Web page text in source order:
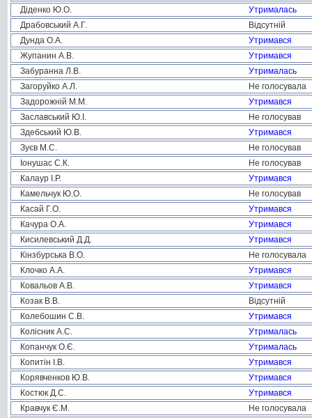
Діденко Ю.О.
Утрималась
Драбовський А.Г.
Відсутній
Дунда О.А.
Утримався
Жупанин А.В.
Утримався
Забуранна Л.В.
Утрималась
Загоруйко А.Л.
Не голосувала
Задорожній М.М.
Утримався
Заславський Ю.І.
Не голосував
Здебський Ю.В.
Утримався
Зуєв М.С.
Не голосував
Іонушас С.К.
Не голосував
Калаур І.Р.
Утримався
Камельчук Ю.О.
Не голосував
Касай Г.О.
Утримався
Качура О.А.
Утримався
Кисилевський Д.Д.
Утримався
Кінзбурська В.О.
Не голосувала
Клочко А.А.
Утримався
Ковальов А.В.
Утримався
Козак В.В.
Відсутній
Колебошин С.В.
Утримався
Колісник А.С.
Утрималась
Копанчук О.Є.
Утрималась
Копитін І.В.
Утримався
Корявченков Ю.В.
Утримався
Костюк Д.С.
Утримався
Кравчук Є.М.
Не голосувала